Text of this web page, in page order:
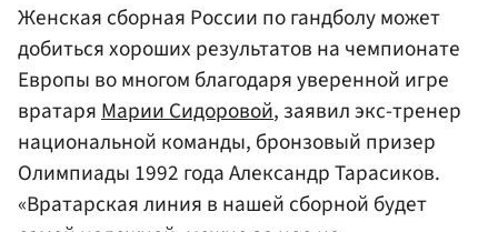
Женская сборная России по гандболу может
добиться хороших результатов на чемпионате
Европы во многом благодаря уверенной игре
вратаряМарии Сидоровой, заявил экс-тренер
национальной команды, бронзовый призер
Олимпиады 1992 года Александр Тарасиков.
«Вратарская линия в нашей сборной будет